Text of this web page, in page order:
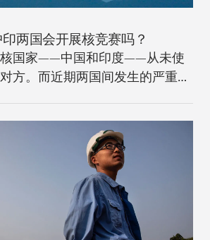
两国会开展核竞赛吗？
核国家——中国和印度——从未使
方。而近期两国间发生的严重边